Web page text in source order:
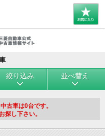
絞り込み 並べ替え
古車は0台です。
探し下さい。